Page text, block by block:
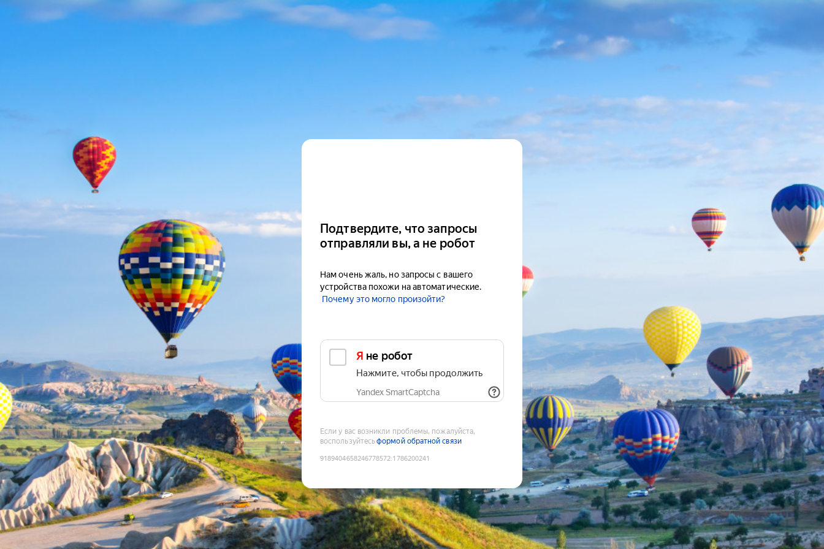
Подтвердите, что запросы
отправляли вы, а не робот
Нам очень жаль, но запросы с вашего
устройства похожи на автоматические.
Почему это могло произойти?
Я не робот
Нажмите, чтобы продолжить
Yandex SmartCaptcha
Если у вас возникли проблемы, пожалуйста,
воспользуйтесьформой обратной связи
9189404658246778572:1786200241